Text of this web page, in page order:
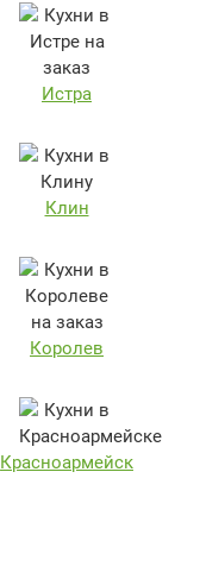
Истра
Клин
Королев
Красноармейск